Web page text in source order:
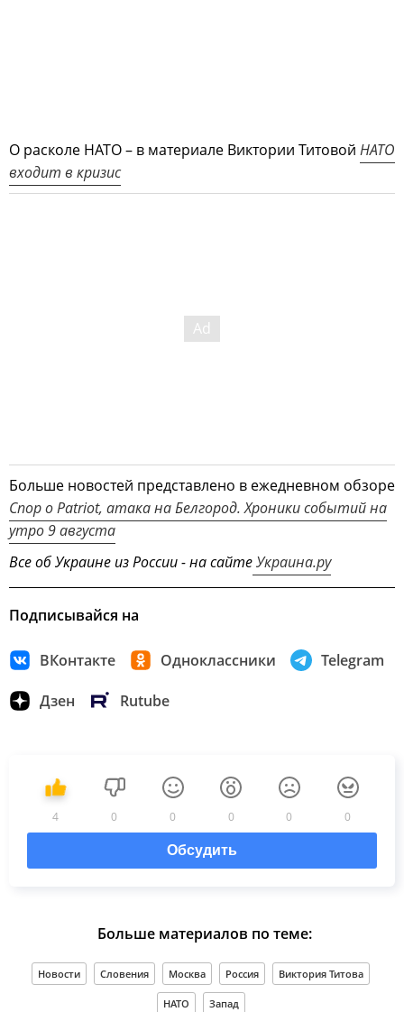
О расколе НАТО – в материале Виктории Титовой НАТО
входит в кризис
Больше новостей представлено в ежедневном обзоре
Спор о Patriot, атака на Белгород. Хроники событий на
утро 9 августа
Все об Украине из России - на сайтеУкраина.ру
Подписывайся на
ВКонтакте Одноклассники Telegram
Дзен Rutube
4 0 0 0 0 0
Обсудить
Больше материалов по теме:
Новости Словения Москва Россия Виктория Титова
НАТО Запад